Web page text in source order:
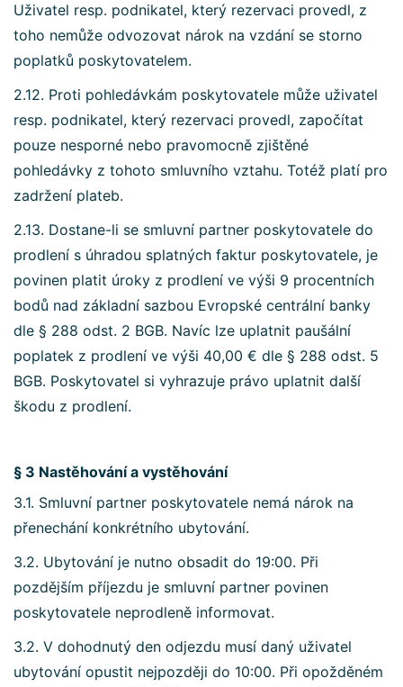
Uživatel resp. podnikatel, který rezervaci provedl, z
toho nemůže odvozovat nárok na vzdání se storno
poplatků poskytovatelem.
2.12. Proti pohledávkám poskytovatele může uživatel
resp. podnikatel, který rezervaci provedl, započítat
pouze nesporné nebo pravomocně zjištěné
pohledávky z tohoto smluvního vztahu. Totéž platí pro
zadržení plateb.
2.13. Dostane-li se smluvní partner poskytovatele do
prodlení s úhradou splatných faktur poskytovatele, je
povinen platit úroky z prodlení ve výši 9 procentních
bodů nad základní sazbou Evropské centrální banky
dle § 288 odst. 2 BGB. Navíc lze uplatnit paušální
poplatek z prodlení ve výši 40,00 € dle § 288 odst. 5
BGB. Poskytovatel si vyhrazuje právo uplatnit další
škodu z prodlení.
§ 3 Nastěhování a vystěhování
3.1. Smluvní partner poskytovatele nemá nárok na
přenechání konkrétního ubytování.
3.2. Ubytování je nutno obsadit do 19:00. Při
pozdějším příjezdu je smluvní partner povinen
poskytovatele neprodleně informovat.
3.2. V dohodnutý den odjezdu musí daný uživatel
ubytování opustit nejpozději do 10:00. Při opožděném